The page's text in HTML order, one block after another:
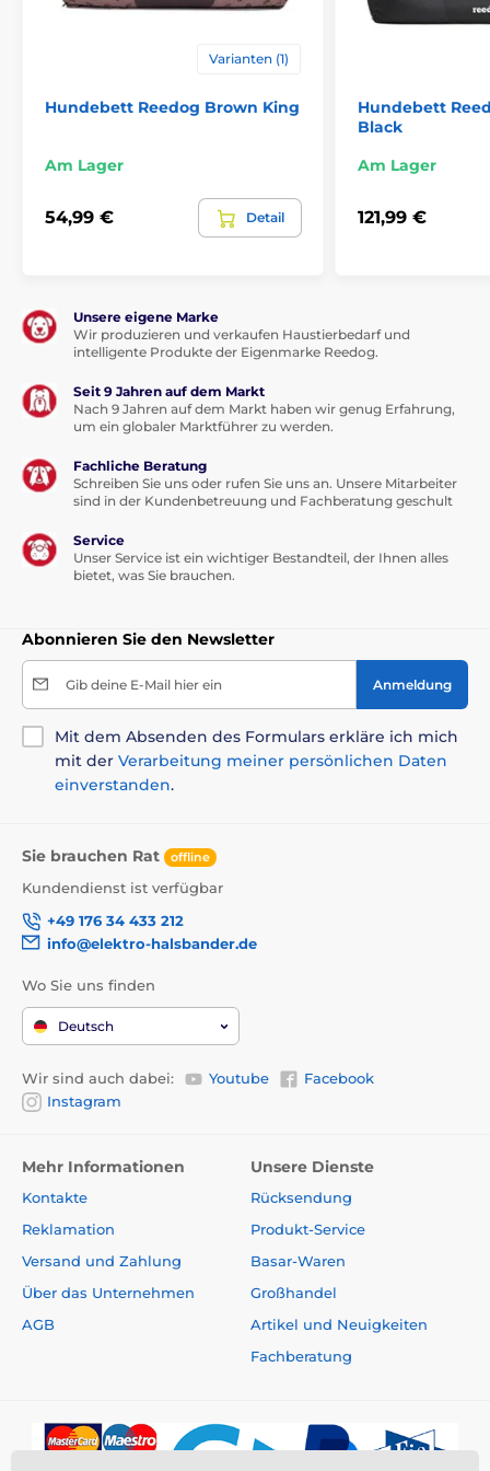
Für mittelgroße Hunde Für große Hunde
Varianten (1)
Hundebett Reedog Brown King
Am Lager
54,99 € Detail
Hundebett
Black
Am Lager
121,99 €
Unsere eigene Marke
Wir produzieren und verkaufen Haustierbedarf und
intelligente Produkte der Eigenmarke Reedog.
Seit 9 Jahren auf dem Markt
Nach 9 Jahren auf dem Markt haben wir genug Erfahrung,
um ein globaler Marktführer zu werden.
Fachliche Beratung
Schreiben Sie uns oder rufen Sie uns an. Unsere Mitarbeiter
sind in der Kundenbetreuung und Fachberatung geschult
Service
Unser Service ist ein wichtiger Bestandteil, der Ihnen alles
bietet, was Sie brauchen.
Abonnieren Sie den Newsletter
Gib deine E-Mail hier ein Anmeldung
Mit dem Absenden des Formulars erkläre ich mich
mit der Verarbeitung meiner persönlichen Daten
einverstanden.
Sie brauchen Rat offline
Kundendienst ist verfügbar
+49 176 34 433 212
info@elektro-halsbander.de
Wo Sie uns finden
Deutsch
Wir sind auch dabei: Youtube
Facebook
Instagram
Mehr Informationen
Kontakte
Reklamation
Versand und Zahlung
Über das Unternehmen
AGB
Unsere Dienste
Rücksendung
Produkt-Service
Basar-Waren
Großhandel
Artikel und Neuigkeiten
Fachberatung